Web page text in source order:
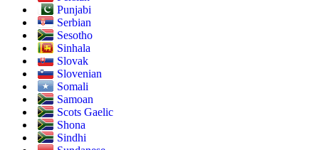
Punjabi
Serbian
Sesotho
Sinhala
Slovak
Slovenian
Somali
Samoan
Scots Gaelic
Shona
Sindhi